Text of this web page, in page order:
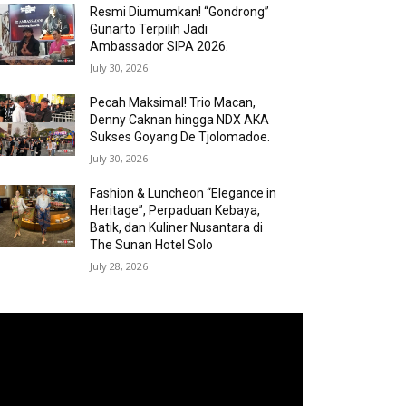
Resmi Diumumkan! “Gondrong”
Gunarto Terpilih Jadi
Ambassador SIPA 2026.
July 30, 2026
Pecah Maksimal! Trio Macan,
Denny Caknan hingga NDX AKA
Sukses Goyang De Tjolomadoe.
July 30, 2026
Fashion & Luncheon “Elegance in
Heritage”, Perpaduan Kebaya,
Batik, dan Kuliner Nusantara di
The Sunan Hotel Solo
July 28, 2026